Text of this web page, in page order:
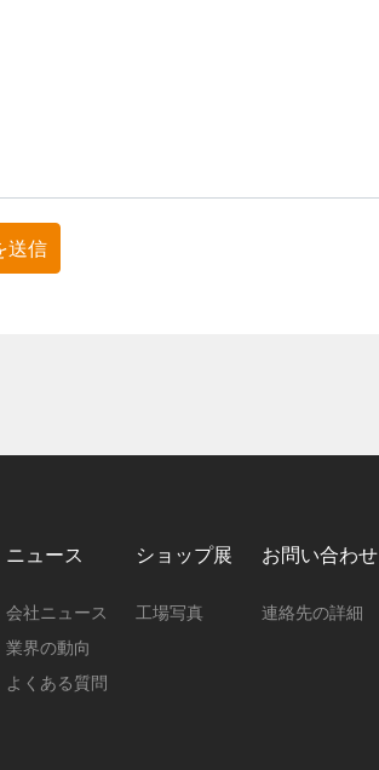
送信
ニュース
会社ニュース
業界の動向
よくある質問
ショップ展
工場写真
お問い合わせ
連絡先の詳細